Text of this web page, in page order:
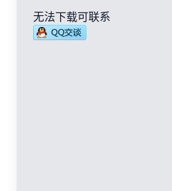
无法下载可联系